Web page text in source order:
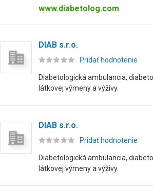
www.diabetolog.com
DIAB s.r.o.
Pridať hodnotenie
Diabetologická ambulancia,
látkovej výmeny a výživy.
DIAB s.r.o.
Pridať hodnotenie
Diabetologická ambulancia,
látkovej výmeny a výživy.